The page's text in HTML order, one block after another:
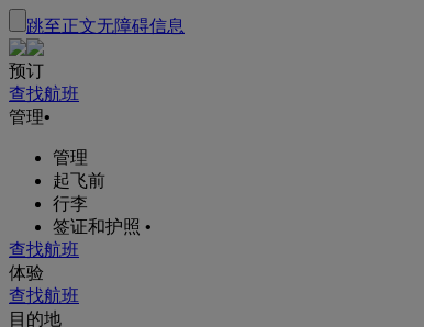
跳至正文无障碍信息
预订
查找航班
管理•
管理
起飞前
行李
签证和护照 •
查找航班
体验
查找航班
目的地